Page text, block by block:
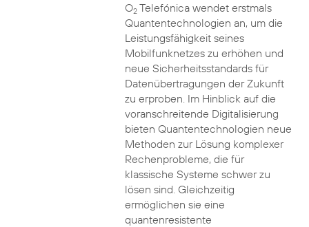
O2Telefónica wendet erstmals
Quantentechnologien an, um die
Leistungsfähigkeit seines
Mobilfunknetzes zu erhöhen und
neue Sicherheitsstandards für
Datenübertragungen der Zukunft
zu erproben. Im Hinblick auf die
voranschreitende Digitalisierung
bieten Quantentechnologien neue
Methoden zur Lösung komplexer
Rechenprobleme, die für
klassische Systeme schwer zu
lösen sind. Gleichzeitig
ermöglichen sie eine
quantenresistente